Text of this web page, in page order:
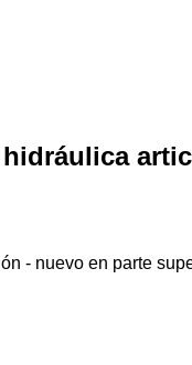
- nuevo en parte